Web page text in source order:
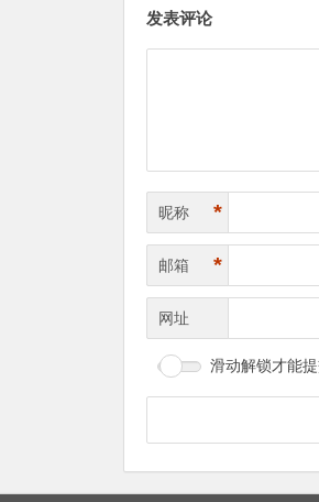
发表评论
昵称 *
邮箱 *
网址
滑动解锁才能